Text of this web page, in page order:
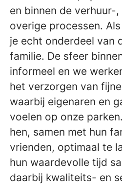
en binnen de verhuur-
overige processen.
je echt onderdeel van
familie. De sfeer
informeel en we
het verzorgen van
waarbij eigenaren en
voelen op onze
hen, samen met hun
vrienden, optimaal te
hun waardevolle tijd
daarbij kwaliteits- en